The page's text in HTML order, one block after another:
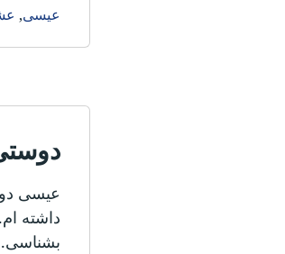
عیسی,
عیسی
داشته